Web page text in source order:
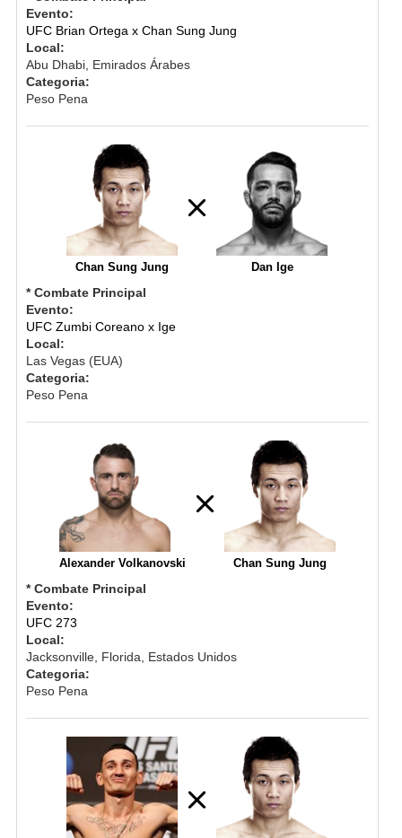
Evento:
UFC Brian Ortega x Chan Sung Jung
Local:
Abu Dhabi, Emirados Árabes
Categoria:
Peso Pena
Chan Sung Jung Dan Ige
* Combate Principal
Evento:
UFC Zumbi Coreano x Ige
Local:
Las Vegas (EUA)
Categoria:
Peso Pena
Alexander Volkanovski Chan Sung Jung
* Combate Principal
Evento:
UFC 273
Local:
Jacksonville, Florida, Estados Unidos
Categoria:
Peso Pena